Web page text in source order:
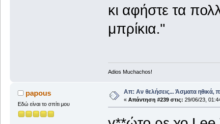
κι αφήστε τα
μπρίκια."
Adios Muchachos!
papous
Εδώ είναι το σπίτι μου
Απ: Αν θελήσεις... Άσματα ηθικά,
« Απάντηση #239 στις: 29/06/23,